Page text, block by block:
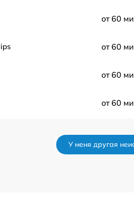
от 60
от 60
от 60
от 60
У меня другая